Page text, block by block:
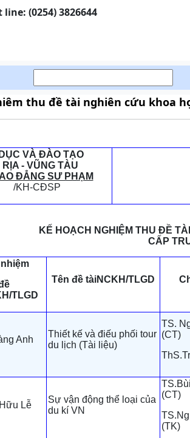
line: (0254) 3826644
thu đề tài nghiên cứu khoa
VÀ ĐÀO TẠO
- VŨNG TÀU
ĐẲNG SƯ PHẠM
/KH-CĐSP
KẾ HOẠCH NGHIỆM THU ĐỀ
CẤP
TLGD
Tên đề tàiNCKH/TLGD
Anh
Thiết kế và điếu phối tour
du lịch (Tài liệu)
TS.
(CT)
Lễ
Sự vận động thể loại của
du kí VN
(CT)
(TK)